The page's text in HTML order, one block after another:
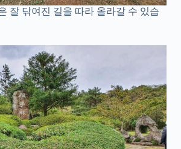
잘 닦여진 길을 따라 올라갈 수 있습